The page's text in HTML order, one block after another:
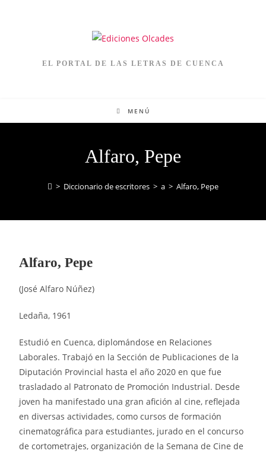
EL PORTAL DE LAS LETRAS DE CUENCA
MENÚ
Alfaro, Pepe
> Diccionario de escritores > a > Alfaro, Pepe
Alfaro, Pepe
(José Alfaro Núñez)
Ledaña, 1961
Estudió en Cuenca, diplomándose en Relaciones
Laborales. Trabajó en la Sección de Publicaciones de la
Diputación Provincial hasta el año 2020 en que fue
trasladado al Patronato de Promoción Industrial. Desde
joven ha manifestado una gran afición al cine, reflejada
en diversas actividades, como cursos de formación
cinematográfica para estudiantes, jurado en el concurso
de cortometrajes, organización de la Semana de Cine de